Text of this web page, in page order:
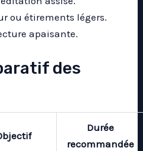
ou étirements légers.
apaisante.
des
Durée
recommandée